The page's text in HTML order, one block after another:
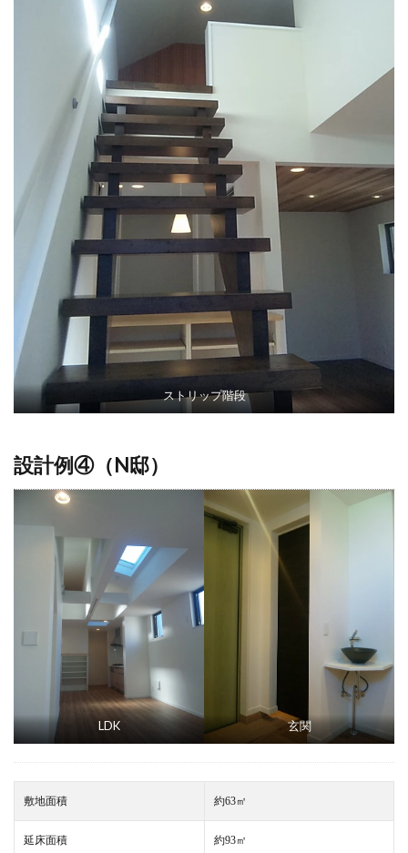
ストリップ階段
設計例④（N邸）
LDK 玄関
敷地面積 約63㎡
延床面積 約93㎡